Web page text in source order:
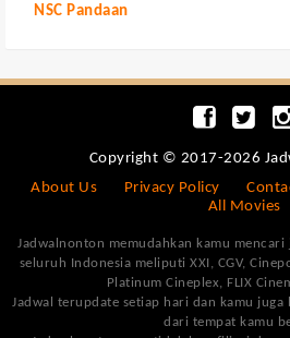
NSC Pandaan
Copyright © 2017-2026
About Us
Privacy Policy
All Movies
Jadwalnonton memudahkan kamu
seluruh Indonesia meliputi XXI, CGV,
Platinum Cineplex, FLIX
Jadwal terupdate setiap hari dan kamu
dari tempat kamu